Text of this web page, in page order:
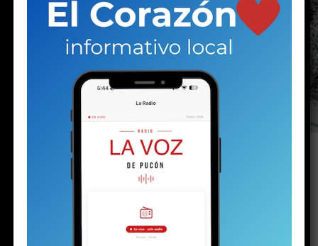
Hasta 60 centímetros de nieve se acumulan en
los sectores altos de la comuna. Para el
domingo y el lunes, el puelche aparece como